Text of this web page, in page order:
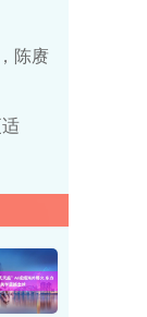
陈赓